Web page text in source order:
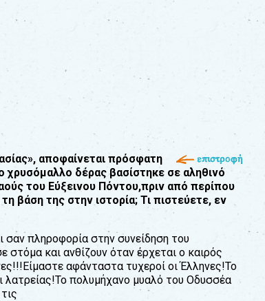
επιστροφή
αποφαίνεται πρόσφατη
χρυσόµαλλο δέρας βασίστηκε σε αληθινό
του Εύξεινου Πόντου,πριν από περίπου
βάση της στην ιστορία; Τι πιστεύετε, εν
σαν πληροφορία στην συνείδηση του
στόµα και ανθίζουν όταν έρχεται ο καιρός
αφάνταστα τυχεροί οι Έλληνες!Το
λατρείας!Το πολυµήχανο µυαλό του Οδυσσέα